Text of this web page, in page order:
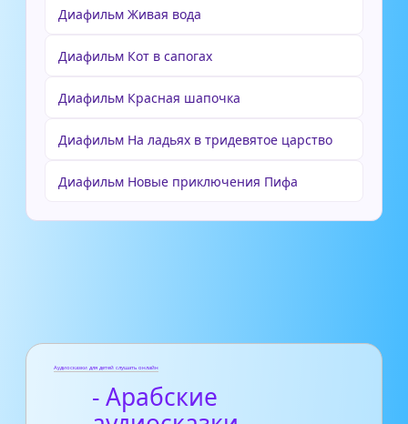
Диафильм Живая вода
Диафильм Кот в сапогах
Диафильм Красная шапочка
Диафильм На ладьях в тридевятое царство
Диафильм Новые приключения Пифа
Аудиосказки для детей слушать онлайн
- Арабские